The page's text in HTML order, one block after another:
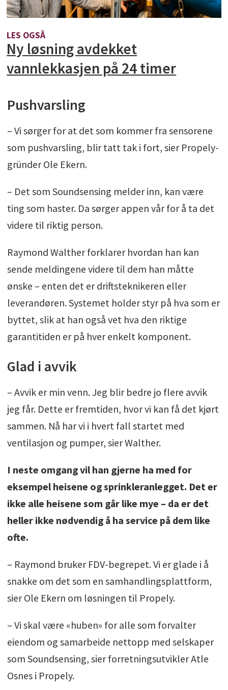
LES OGSÅ
Ny løsning avdekket
vannlekkasjen på 24 timer
Pushvarsling
– Vi sørger for at det som kommer fra sensorene
som pushvarsling, blir tatt tak i fort, sier Propely-
gründer Ole Ekern.
– Det som Soundsensing melder inn, kan være
ting som haster. Da sørger appen vår for å ta det
videre til riktig person.
Raymond Walther forklarer hvordan han kan
sende meldingene videre til dem han måtte
ønske – enten det er driftsteknikeren eller
leverandøren. Systemet holder styr på hva som er
byttet, slik at han også vet hva den riktige
garantitiden er på hver enkelt komponent.
Glad i avvik
– Avvik er min venn. Jeg blir bedre jo flere avvik
jeg får. Dette er fremtiden, hvor vi kan få det kjørt
sammen. Nå har vi i hvert fall startet med
ventilasjon og pumper, sier Walther.
I neste omgang vil han gjerne ha med for
eksempel heisene og sprinkleranlegget. Det er
ikke alle heisene som går like mye – da er det
heller ikke nødvendig å ha service på dem like
ofte.
– Raymond bruker FDV-begrepet. Vi er glade i å
snakke om det som en samhandlingsplattform,
sier Ole Ekern om løsningen til Propely.
– Vi skal være «huben» for alle som forvalter
eiendom og samarbeide nettopp med selskaper
som Soundsensing, sier forretningsutvikler Atle
Osnes i Propely.